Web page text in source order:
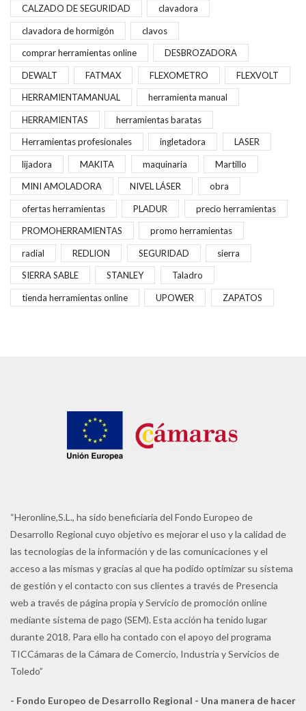
CALZADO DE SEGURIDAD clavadora
clavadora de hormigón clavos
comprar herramientas online DESBROZADORA
DEWALT FATMAX FLEXOMETRO FLEXVOLT
HERRAMIENTAMANUAL herramienta manual
HERRAMIENTAS herramientas baratas
Herramientas profesionales ingletadora LASER
lijadora MAKITA maquinaria Martillo
MINI AMOLADORA NIVEL LÁSER obra
ofertas herramientas PLADUR precio herramientas
PROMOHERRAMIENTAS promo herramientas
radial REDLION SEGURIDAD sierra
SIERRA SABLE STANLEY Taladro
tienda herramientas online UPOWER ZAPATOS
“Heronline,S.L., ha sido beneficiaria del Fondo Europeo de
Desarrollo Regional cuyo objetivo es mejorar el uso y la calidad de
las tecnologías de la información y de las comunicaciones y el
acceso a las mismas y gracias al que ha podido optimizar su sistema
de gestión y el contacto con sus clientes a través de Presencia
web a través de página propia y Servicio de promoción online
mediante sistema de pago (SEM). Esta acción ha tenido lugar
durante 2018. Para ello ha contado con el apoyo del programa
TICCámaras de la Cámara de Comercio, Industria y Servicios de
Toledo”
- Fondo Europeo de Desarrollo Regional - Una manera de hacer